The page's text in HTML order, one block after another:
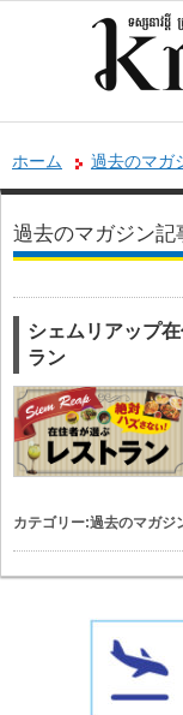
ホーム 過去のマガ
過去のマガジン記
シェムリアップ
ラン
カテゴリー:過去のマガジ